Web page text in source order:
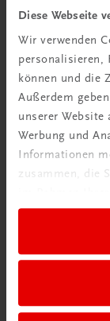
Diese Webseite
Wir verwenden
personalisieren,
können und die
Außerdem
unserer Website
Werbung und
Informationen
zusammen, die
Hygiene Basics
Hygiene leicht